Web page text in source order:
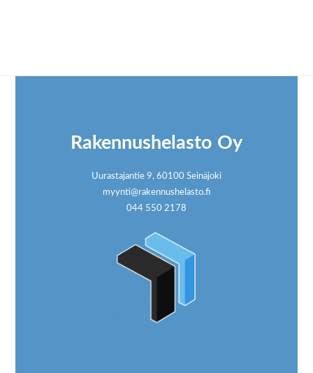
Rakennushelasto Oy
Uurastajantie 9, 60100 Seinäjoki
myynti@rakennushelasto.fi
044 550 2178